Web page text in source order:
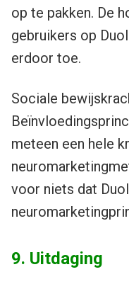
op te pakken. De
gebruikers op
erdoor toe.
Sociale
meteen een hele
voor niets dat
9. Uitdaging